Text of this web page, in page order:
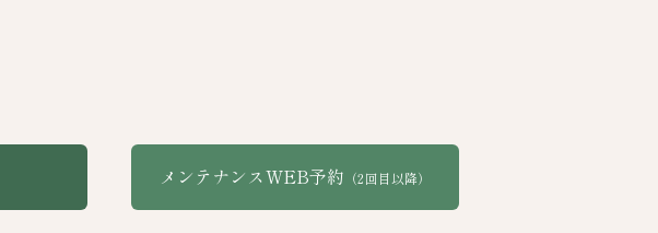
メンテナンスWEB予約 （2回目以降）